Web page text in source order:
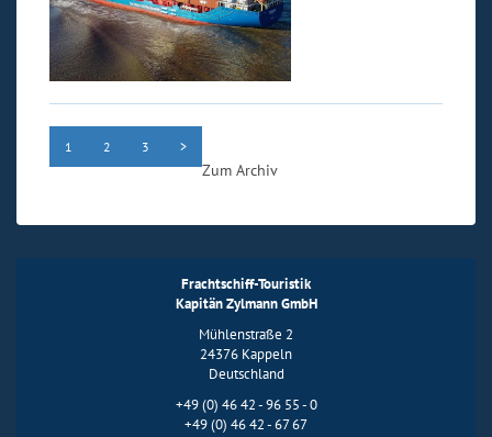
1 2 3 >
Zum Archiv
Frachtschiff-Touristik
Kapitän Zylmann GmbH
Mühlenstraße 2
24376 Kappeln
Deutschland
+49 (0) 46 42 - 96 55 - 0
+49 (0) 46 42 - 67 67